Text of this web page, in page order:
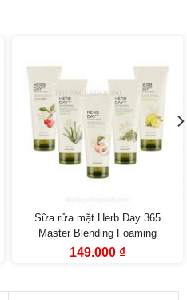
Sữa rửa mặt Herb Day 365
Master Blending Foaming
Cleanser The Face Shop (170ml)
Giá
149.000 ₫Giá
149.000 ₫.